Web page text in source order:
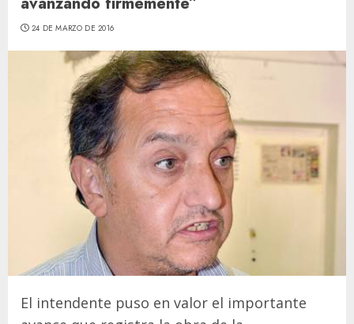
24 DE MARZO DE 2016
El intendente puso en valor el importante